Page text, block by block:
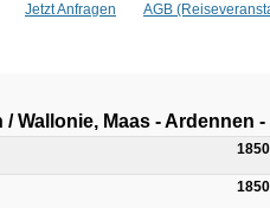
Jetzt Anfragen AGB
Wallonie, Maas - Ardennen -